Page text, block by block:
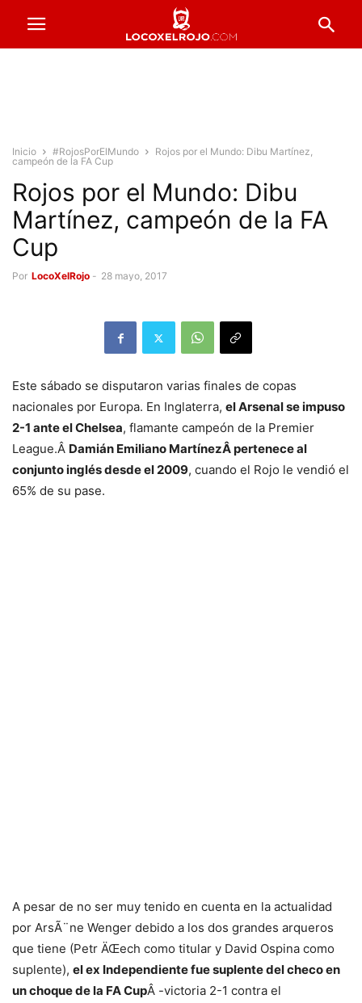
Inicio #RojosPorElMundo
Rojos por el Mundo: Dibu Martínez,
campeón de la FA Cup
Rojos por el Mundo: Dibu
Martínez, campeón de la FA
Cup
Por LocoXelRojo - 28 mayo, 2017
Este sábado se disputaron varias finales de copas
nacionales por Europa. En Inglaterra, el Arsenal se impuso
2-1 ante el Chelsea, flamante campeón de la Premier
League.Â Damián Emiliano MartínezÂ pertenece al
conjunto inglés desde el 2009, cuando el Rojo le vendió el
65% de su pase.
A pesar de no ser muy tenido en cuenta en la actualidad
por ArsÃ¨ne Wenger debido a los dos grandes arqueros
que tiene (Petr ÄŒech como titular y David Ospina como
suplente), el ex Independiente fue suplente del checo en
un choque de la FA CupÂ -victoria 2-1 contra el